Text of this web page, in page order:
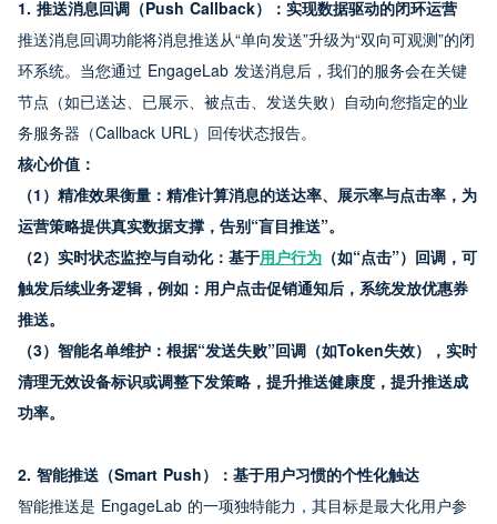
1. 推送消息回调（Push Callback）：实现数据驱动的闭环运营
推送消息回调功能将消息推送从“单向发送”升级为“双向可观测”的闭
环系统。当您通过 EngageLab 发送消息后，我们的服务会在关键
节点（如已送达、已展示、被点击、发送失败）自动向您指定的业
务服务器（Callback URL）回传状态报告。
核心价值：
（1）精准效果衡量：精准计算消息的送达率、展示率与点击率，为
运营策略提供真实数据支撑，告别“盲目推送”。
（2）实时状态监控与自动化：基于用户行为 （如“点击”）回调，可
触发后续业务逻辑，例如：用户点击促销通知后，系统发放优惠券
推送。
（3）智能名单维护：根据“发送失败”回调（如Token失效），实时
清理无效设备标识或调整下发策略，提升推送健康度，提升推送成
功率。
2. 智能推送（Smart Push）：基于用户习惯的个性化触达
智能推送是 EngageLab 的一项独特能力，其目标是最大化用户参